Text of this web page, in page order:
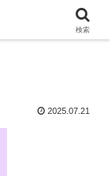
2025.07.21
検索